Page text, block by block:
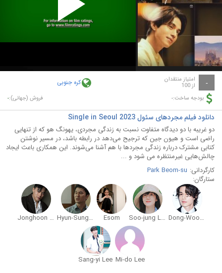
Play
Video
- امتیاز منتقدان
از 100 کره جنوبی
بودجه ساخت:- فروش (جهانی):-
دانلود فیلم مجردهای سئول Single in Seoul 2023
دو غریبه با دو دیدگاه متفاوت نسبت به زندگی مجردی، یهونگ هو که از تنهایی
راضی است و هیون جین که ترجیح می‌دهد در رابطه باشد، در مسیر نوشتن
کتابی مشترک درباره زندگی مجردها با هم آشنا می‌شوند. این همکاری باعث ایجاد
چالش‌هایی غیرمنتظره می شود و ...
کارگردانی: Park Beom-su
ستارگان:
Dong-Wook Lee
Soo-jung Lim
Esom
Hyun-Sung Jang
Jonghoon Han
Mi-do Lee
Sang-yi Lee